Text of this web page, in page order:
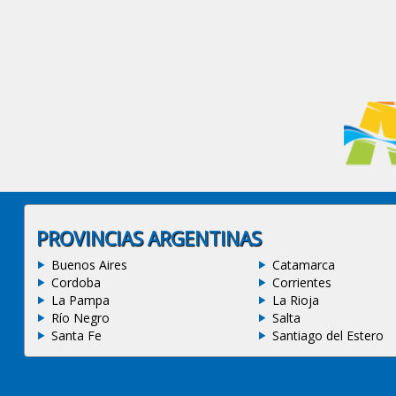
PROVINCIAS ARGENTINAS
Buenos Aires Catamarca
Cordoba
Corrientes
La Pampa
La Rioja
Río Negro
Salta
Santa Fe
Santiago del Estero